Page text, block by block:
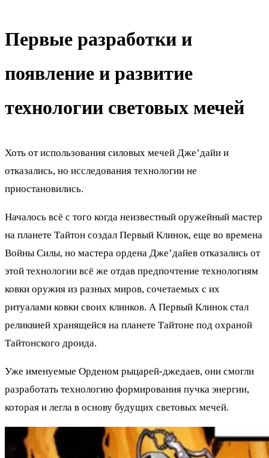
Первые разработки и
появление и развитие
технологии световых мечей
Хоть от использования силовых мечей Дже’дайи и
отказались, но исследования технологии не
приостановились.
Началось всё с того когда неизвестный оружейный мастер
на планете Тайтон создал Первый Клинок, еще во времена
Войны Силы, но мастера ордена Дже’дайев отказались от
этой технологии всё же отдав предпочтение технологиям
ковки оружия из разных миров, сочетаемых с их
ритуалами ковки своих клинков. А Первый Клинок стал
реликвией хранящейся на планете Тайтоне под охраной
Тайтонского дроида.
Уже именуемые Орденом рыцарей-джедаев, они смогли
разработать технологию формирования пучка энергии,
которая и легла в основу будущих световых мечей.